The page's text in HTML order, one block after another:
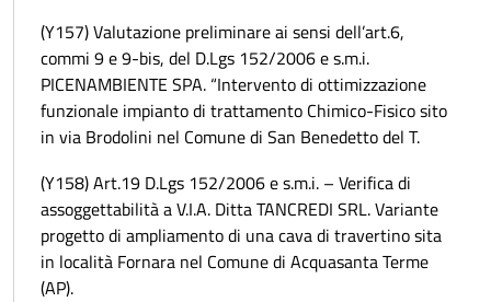
(Y157) Valutazione preliminare ai sensi dell’art.6,
commi 9 e 9-bis, del D.Lgs 152/2006 e s.m.i.
PICENAMBIENTE SPA. “Intervento di ottimizzazione
funzionale impianto di trattamento Chimico-Fisico sito
in via Brodolini nel Comune di San Benedetto del T.
(Y158) Art.19 D.Lgs 152/2006 e s.m.i. – Verifica di
assoggettabilità a V.I.A. Ditta TANCREDI SRL. Variante
progetto di ampliamento di una cava di travertino sita
in località Fornara nel Comune di Acquasanta Terme
(AP).